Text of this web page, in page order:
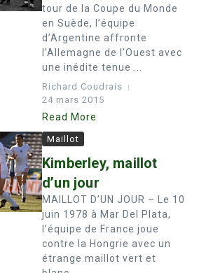
tour de la Coupe du Monde
en Suède, l’équipe
d’Argentine affronte
l’Allemagne de l’Ouest avec
une inédite tenue ...
Richard Coudrais
24 mars 2015
Read More
Maillot
Kimberley, maillot
d’un jour
MAILLOT D’UN JOUR – Le 10
juin 1978 à Mar Del Plata,
l’équipe de France joue
contre la Hongrie avec un
étrange maillot vert et